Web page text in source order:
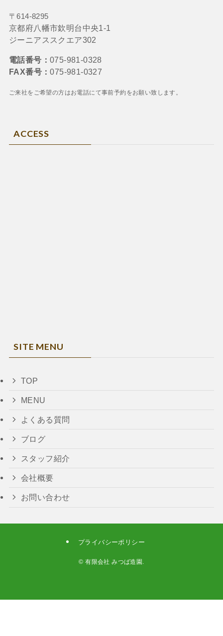
〒614-8295
京都府八幡市欽明台中央1-1
ジーニアススクエア302
電話番号： 075-981-0328
FAX番号：075-981-0327
ご来社をご希望の方はお電話にて事前予約をお願い致します。
ACCESS
SITE MENU
TOP
MENU
よくある質問
ブログ
スタッフ紹介
会社概要
お問い合わせ
プライバシーポリシー
© 有限会社 みつば造園.